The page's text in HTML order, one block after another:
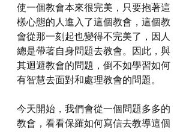
使一個教會本來很完美，只要抱著這
樣心態的人進入了這個教會，這個教
會從那一刻起也變得不完美了，因人
總是帶著自身問題去教會。因此，與
其迴避教會的問題，倒不如學習如何
有智慧去面對和處理教會的問題。
今天開始，我們會從一個問題多多的
教會，看看保羅如何寫信去教導這個